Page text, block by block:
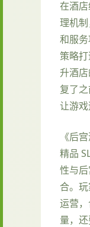
在酒
理机
和服
策略
升酒
复了
让游戏
《后
精品
性与
合。
运营
量，